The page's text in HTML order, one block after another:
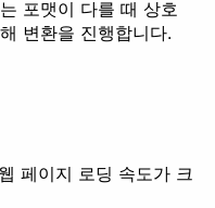
포맷이 다를 때 상호
변환을 진행합니다.
페이지 로딩 속도가 크